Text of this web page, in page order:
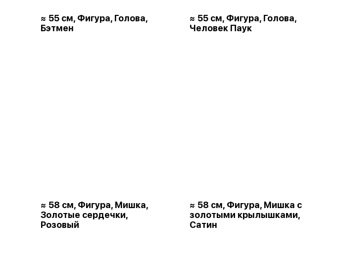
≈ 55 см, Фигура, Голова,
Бэтмен
≈ 55 см, Фигура, Голова,
Человек Паук
≈ 58 см, Фигура, Мишка,
Золотые сердечки,
Розовый
≈ 58 см, Фигура, Мишка с
золотыми крылышками,
Сатин